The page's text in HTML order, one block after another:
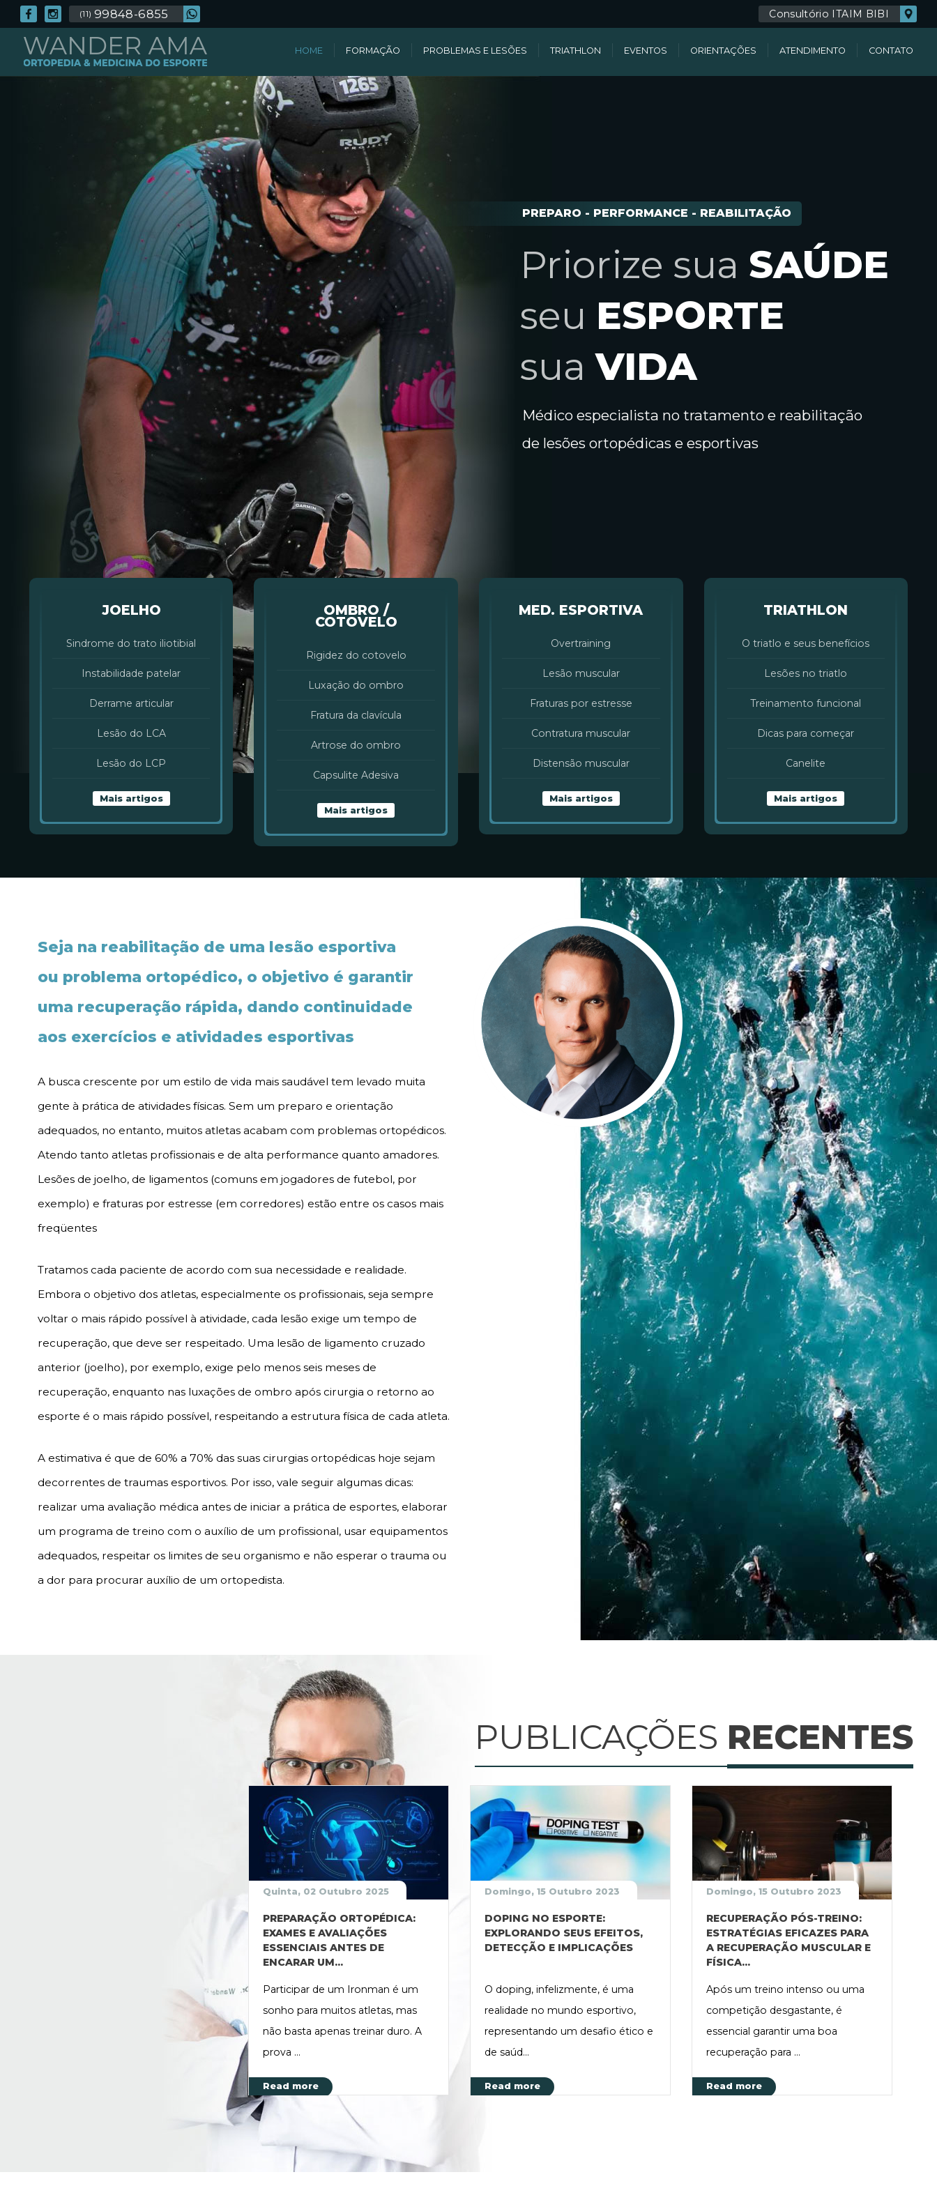
(11) 99848-6855 Consultório ITAIM BIBI
CONTATO
ATENDIMENTO
ORIENTAÇÕES
EVENTOS
TRIATHLON
PROBLEMAS E LESÕES
FORMAÇÃO
HOME
PREPARO - PERFORMANCE - REABILITAÇÃO
Priorize sua SAÚDE
seu ESPORTE
suaVIDA
Médico especialista no tratamento e reabilitação
de lesões ortopédicas e esportivas
JOELHO
Sindrome do trato iliotibial
Instabilidade patelar
Derrame articular
Lesão do LCA
Lesão do LCP
Mais artigos
OMBRO /
COTOVELO
Rigidez do cotovelo
Luxação do ombro
Fratura da clavícula
Artrose do ombro
Capsulite Adesiva
Mais artigos
MED. ESPORTIVA
Overtraining
Lesão muscular
Fraturas por estresse
Contratura muscular
Distensão muscular
Mais artigos
TRIATHLON
O triatlo e seus benefícios
Lesões no triatlo
Treinamento funcional
Dicas para começar
Canelite
Mais artigos
Seja na reabilitação de uma lesão esportiva
ou problema ortopédico, o objetivo é garantir
uma recuperação rápida, dando continuidade
aos exercícios e atividades esportivas
A busca crescente por um estilo de vida mais saudável tem levado muita
gente à prática de atividades físicas. Sem um preparo e orientação
adequados, no entanto, muitos atletas acabam com problemas ortopédicos.
Atendo tanto atletas profissionais e de alta performance quanto amadores.
Lesões de joelho, de ligamentos (comuns em jogadores de futebol, por
exemplo) e fraturas por estresse (em corredores) estão entre os casos mais
freqüentes
Tratamos cada paciente de acordo com sua necessidade e realidade.
Embora o objetivo dos atletas, especialmente os profissionais, seja sempre
voltar o mais rápido possível à atividade, cada lesão exige um tempo de
recuperação, que deve ser respeitado. Uma lesão de ligamento cruzado
anterior (joelho), por exemplo, exige pelo menos seis meses de
recuperação, enquanto nas luxações de ombro após cirurgia o retorno ao
esporte é o mais rápido possível, respeitando a estrutura física de cada atleta.
A estimativa é que de 60% a 70% das suas cirurgias ortopédicas hoje sejam
decorrentes de traumas esportivos. Por isso, vale seguir algumas dicas:
realizar uma avaliação médica antes de iniciar a prática de esportes, elaborar
um programa de treino com o auxílio de um profissional, usar equipamentos
adequados, respeitar os limites de seu organismo e não esperar o trauma ou
a dor para procurar auxílio de um ortopedista.
PUBLICAÇÕES RECENTES
Quinta, 02 Outubro 2025
PREPARAÇÃO ORTOPÉDICA:
EXAMES E AVALIAÇÕES
ESSENCIAIS ANTES DE
ENCARAR UM...
Participar de um Ironman é um
sonho para muitos atletas, mas
não basta apenas treinar duro. A
prova ...
Read more
Domingo, 15 Outubro 2023
DOPING NO ESPORTE:
EXPLORANDO SEUS EFEITOS,
DETECÇÃO E IMPLICAÇÕES
O doping, infelizmente, é uma
realidade no mundo esportivo,
representando um desafio ético e
de saúd...
Read more
Domingo, 15 Outubro 2023
RECUPERAÇÃO PÓS-TREINO:
ESTRATÉGIAS EFICAZES PARA
A RECUPERAÇÃO MUSCULAR E
FÍSICA...
Após um treino intenso ou uma
competição desgastante, é
essencial garantir uma boa
recuperação para ...
Read more